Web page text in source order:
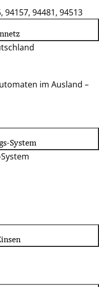
94157, 94481, 94513
im Ausland –
System